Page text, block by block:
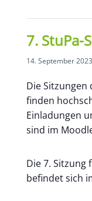
7. StuPa-
14. September
Die
finden
Einladungen
sind im
Die 7. Sitzung
befindet sich